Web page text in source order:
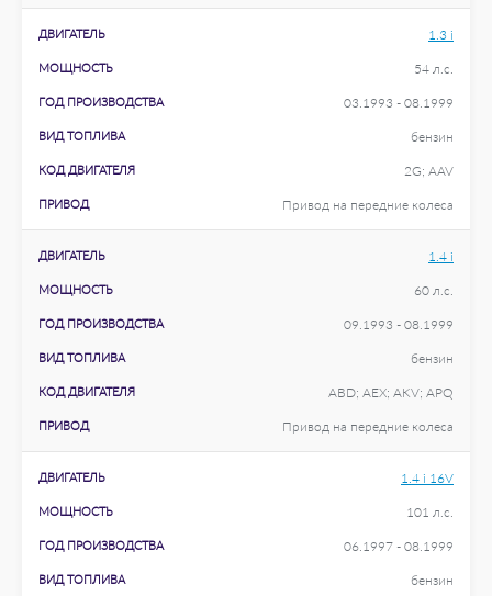
ДВИГАТЕЛЬ 1.3 i
МОЩНОСТЬ 54 л.с.
ГОД ПРОИЗВОДСТВА 03.1993 - 08.1999
ВИД ТОПЛИВА бензин
КОД ДВИГАТЕЛЯ 2G; AAV
ПРИВОД Привод на передние колеса
ДВИГАТЕЛЬ 1.4 i
МОЩНОСТЬ 60 л.с.
ГОД ПРОИЗВОДСТВА 09.1993 - 08.1999
ВИД ТОПЛИВА бензин
КОД ДВИГАТЕЛЯ ABD; AEX; AKV; APQ
ПРИВОД Привод на передние колеса
ДВИГАТЕЛЬ 1.4 i 16V
МОЩНОСТЬ 101 л.с.
ГОД ПРОИЗВОДСТВА 06.1997 - 08.1999
ВИД ТОПЛИВА бензин